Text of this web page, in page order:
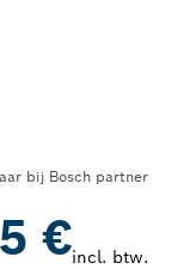
bij Bosch partner
€incl. btw.